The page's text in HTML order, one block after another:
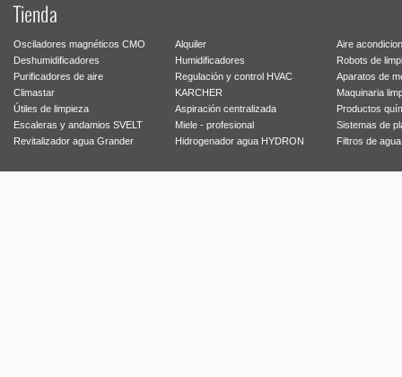
Tienda
Osciladores magnéticos CMO Alquiler
Aire
Deshumidificadores
Humidificadores
Robots de
Purificadores de aire
Regulación y control HVAC
Aparatos de
Climastar
KARCHER
Maquinaria
Útiles de limpieza
Aspiración centralizada
Productos
Escaleras y andamios SVELT
Miele - profesional
Sistemas de
Revitalizador agua Grander
Hidrogenador agua HYDRON Filtros de